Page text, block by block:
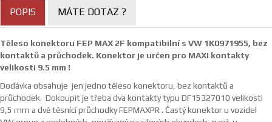
POPIS MÁTE DOTAZ ?
Těleso konektoru FEP MAX 2F kompatibilní s VW 1K0971955, bez
kontaktů a průchodek. Konektor je určen pro MAXI kontakty
velikosti 9.5 mm !
Dodávka obsahuje jen jedno těleso konektoru, bez kontaktů a
průchodek. Dokoupit je třeba dva kontakty typu DF15327010 velikosti
9,5 mm a dvě těsnící průchodky FEPMAXPR . Častý konektor u vozidel